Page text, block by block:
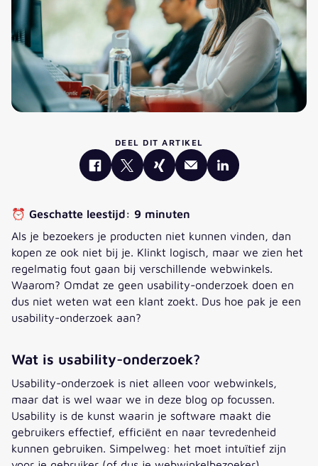
DEEL DIT ARTIKEL
⏰ Geschatte leestijd: 9 minuten
Als je bezoekers je producten niet kunnen vinden, dan
kopen ze ook niet bij je. Klinkt logisch, maar we zien het
regelmatig fout gaan bij verschillende webwinkels.
Waarom? Omdat ze geen usability-onderzoek doen en
dus niet weten wat een klant zoekt. Dus hoe pak je een
usability-onderzoek aan?
Wat is usability-onderzoek?
Usability-onderzoek is niet alleen voor webwinkels,
maar dat is wel waar we in deze blog op focussen.
Usability is de kunst waarin je software maakt die
gebruikers effectief, efficiënt en naar tevredenheid
kunnen gebruiken. Simpelweg: het moet intuïtief zijn